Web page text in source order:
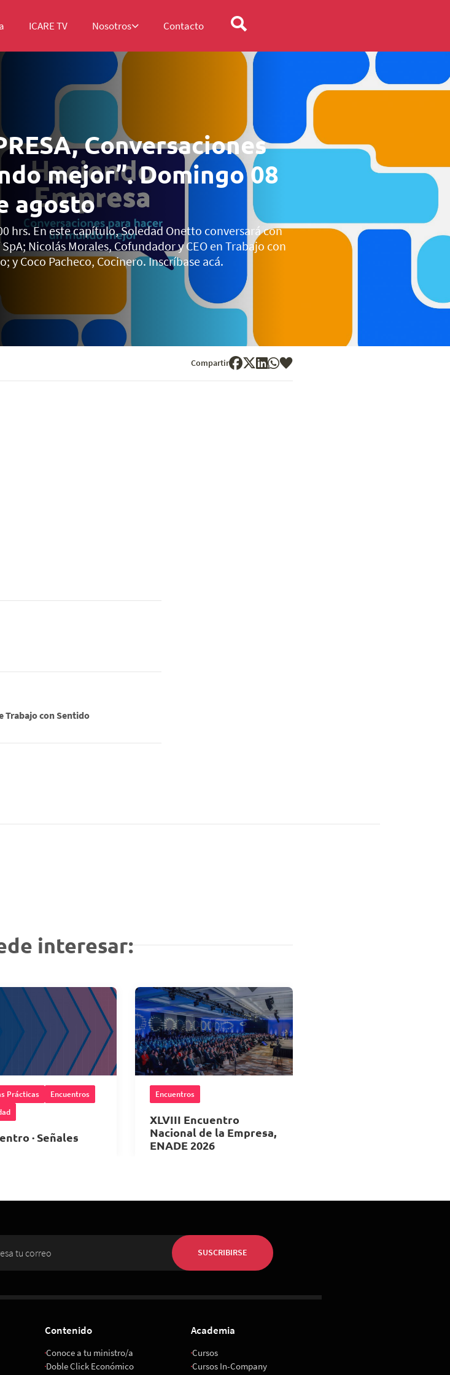
ICARE TV Nosotros Contacto
Conversaciones
mejor”. Domingo 08
agosto
hrs. En este capítulo, Soledad Onetto conversará con
Nicolás Morales, Cofundador y CEO en Trabajo con
y Coco Pacheco, Cocinero. Inscríbase acá.
Compartir
Trabajo con Sentido
interesar:
Prácticas
Encuentros
· Señales
Encuentros
XLVIII Encuentro
Nacional de la Empresa,
ENADE 2026
SUSCRIBIRSE
Contenido
Conoce a tu ministro/a
Doble Click Económico
Academia
Cursos
Cursos In-Company